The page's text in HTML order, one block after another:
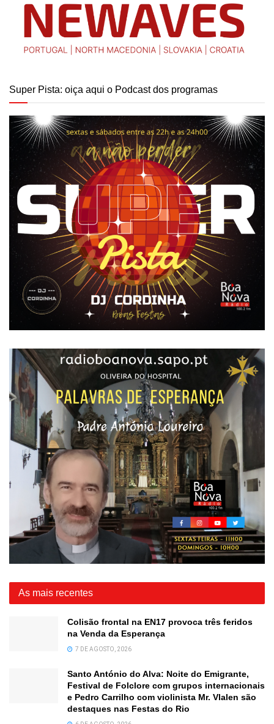
Super Pista: oiça aqui o Podcast dos programas
As mais recentes
Colisão frontal na EN17 provoca três feridos
na Venda da Esperança
7 DE AGOSTO, 2026
Santo António do Alva: Noite do Emigrante,
Festival de Folclore com grupos internacionais
e Pedro Carrilho com violinista Mr. Vlalen são
destaques nas Festas do Rio